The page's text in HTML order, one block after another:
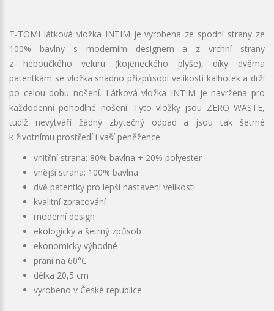
T-TOMI látková vložka INTIM je vyrobena ze spodní strany ze
100% bavlny s moderním designem a z vrchní strany
z heboučkého veluru (kojeneckého plyše), díky dvěma
patentkám se vložka snadno přizpůsobí velikosti kalhotek a drží
po celou dobu nošení. Látková vložka INTIM je navržena pro
každodenní pohodlné nošení. Tyto vložky jsou ZERO WASTE,
tudíž nevytváří žádný zbytečný odpad a jsou tak šetrné
k životnímu prostředí i vaší peněžence.
vnitřní strana: 80% bavlna + 20% polyester
vnější strana: 100% bavlna
dvě patentky pro lepší nastavení velikosti
kvalitní zpracování
moderní design
ekologický a šetrný způsob
ekonomicky výhodné
praní na 60°C
délka 20,5 cm
vyrobeno v České republice